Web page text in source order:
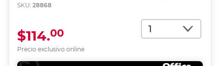
SKU: 28868
Cantidad
Precio exclusivo online
$114.00